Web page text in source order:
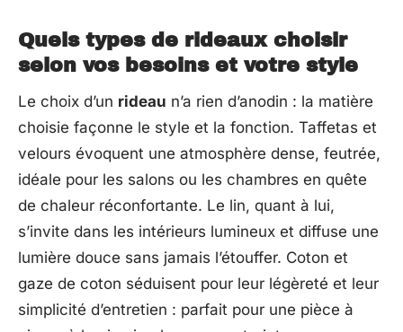
Quels types de rideaux choisir
selon vos besoins et votre style
Le choix d’un rideau n’a rien d’anodin : la matière
choisie façonne le style et la fonction. Taffetas et
velours évoquent une atmosphère dense, feutrée,
idéale pour les salons ou les chambres en quête
de chaleur réconfortante. Le lin, quant à lui,
s’invite dans les intérieurs lumineux et diffuse une
lumière douce sans jamais l’étouffer. Coton et
gaze de coton séduisent pour leur légèreté et leur
simplicité d’entretien : parfait pour une pièce à